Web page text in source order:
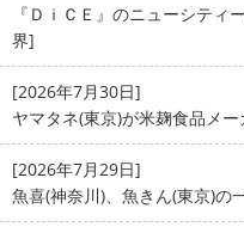
『ＤｉＣＥ』のニューシテ
界]
[2026年7月30日]
ヤマタネ(東京)が米麹食品メ
[2026年7月29日]
魚喜(神奈川)、魚きん(東京)